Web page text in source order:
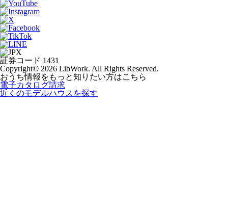
証券コード 1431
Copyright© 2026 LibWork. All Rights Reserved.
おうち情報をもっと知りたい方はこちら
電子カタログ請求
近くのモデルハウスを探す